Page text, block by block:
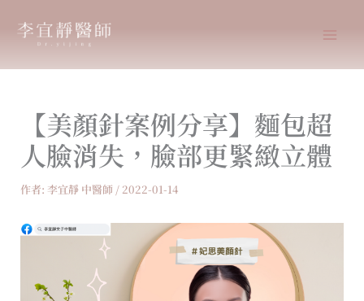
要
【美顏針案例分享】麵包超
人臉消失，臉部更緊緻立體
作者: 李宜靜 中醫師 / 2022-01-14